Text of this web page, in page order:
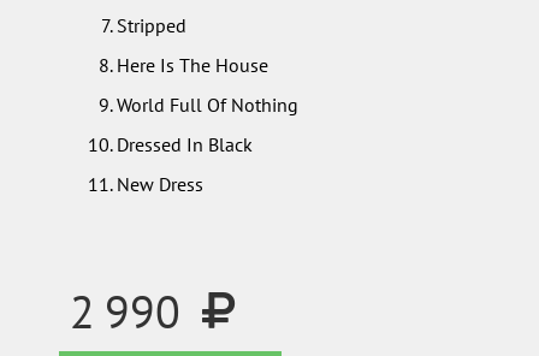
Stripped
Here Is The House
World Full Of Nothing
Dressed In Black
New Dress
2 990